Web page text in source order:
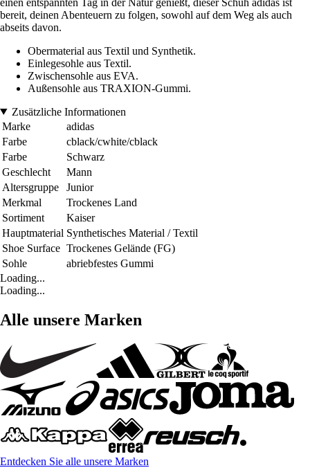
bereit, deinen Abenteuern zu folgen, sowohl auf dem Weg als auch
abseits davon.
Obermaterial aus Textil und Synthetik.
Einlegesohle aus Textil.
Zwischensohle aus EVA.
Außensohle aus TRAXION-Gummi.
Zusätzliche Informationen
Marke
adidas
Farbe
cblack/cwhite/cblack
Farbe
Schwarz
Geschlecht
Mann
Altersgruppe
Junior
Merkmal
Trockenes Land
Sortiment
Kaiser
Hauptmaterial Synthetisches Material / Textil
Shoe Surface Trockenes Gelände (FG)
Sohle
abriebfestes Gummi
Loading...
Loading...
Alle unsere Marken
Entdecken Sie alle unsere Marken